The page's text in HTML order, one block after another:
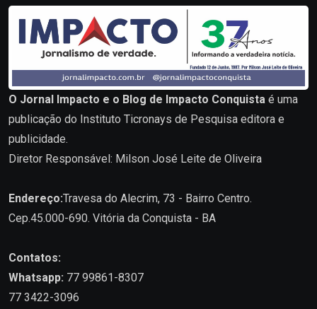
O Jornal Impacto e o Blog de Impacto Conquista é uma
publicação do Instituto Ticronays de Pesquisa editora e
publicidade.
Diretor Responsável: Milson José Leite de Oliveira
Endereço:Travesa do Alecrim, 73 - Bairro Centro.
Cep.45.000-690. Vitória da Conquista - BA
Contatos:
Whatsapp: 77 99861-8307
77 3422-3096